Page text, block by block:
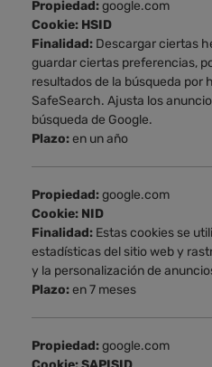
Propiedad:google.com
Cookie: HSID
Finalidad: Descargar ciertas
guardar ciertas preferencias,
resultados de la búsqueda por
SafeSearch. Ajusta los
búsqueda de Google.
Plazo:en un año
Propiedad:google.com
Cookie: NID
Finalidad: Estas cookies se
estadísticas del sitio web y
y la personalización de
Plazo:en 7 meses
Propiedad:google.com